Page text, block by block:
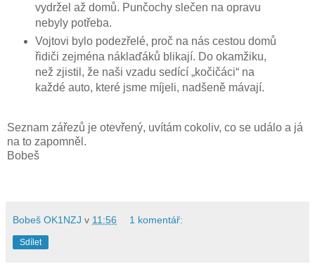
vydržel až domů. Punčochy slečen na opravu
nebyly potřeba.
Vojtovi bylo podezřelé, proč na nás cestou domů
řidiči zejména náklaďáků blikají. Do okamžiku,
než zjistil, že naši vzadu sedící „kočičáci“ na
každé auto, které jsme míjeli, nadšeně mávají.
Seznam zářezů je otevřený, uvítám cokoliv, co se událo a já
na to zapomněl.
Bobeš
Bobeš OK1NZJ v 11:56 1 komentář:
Sdílet